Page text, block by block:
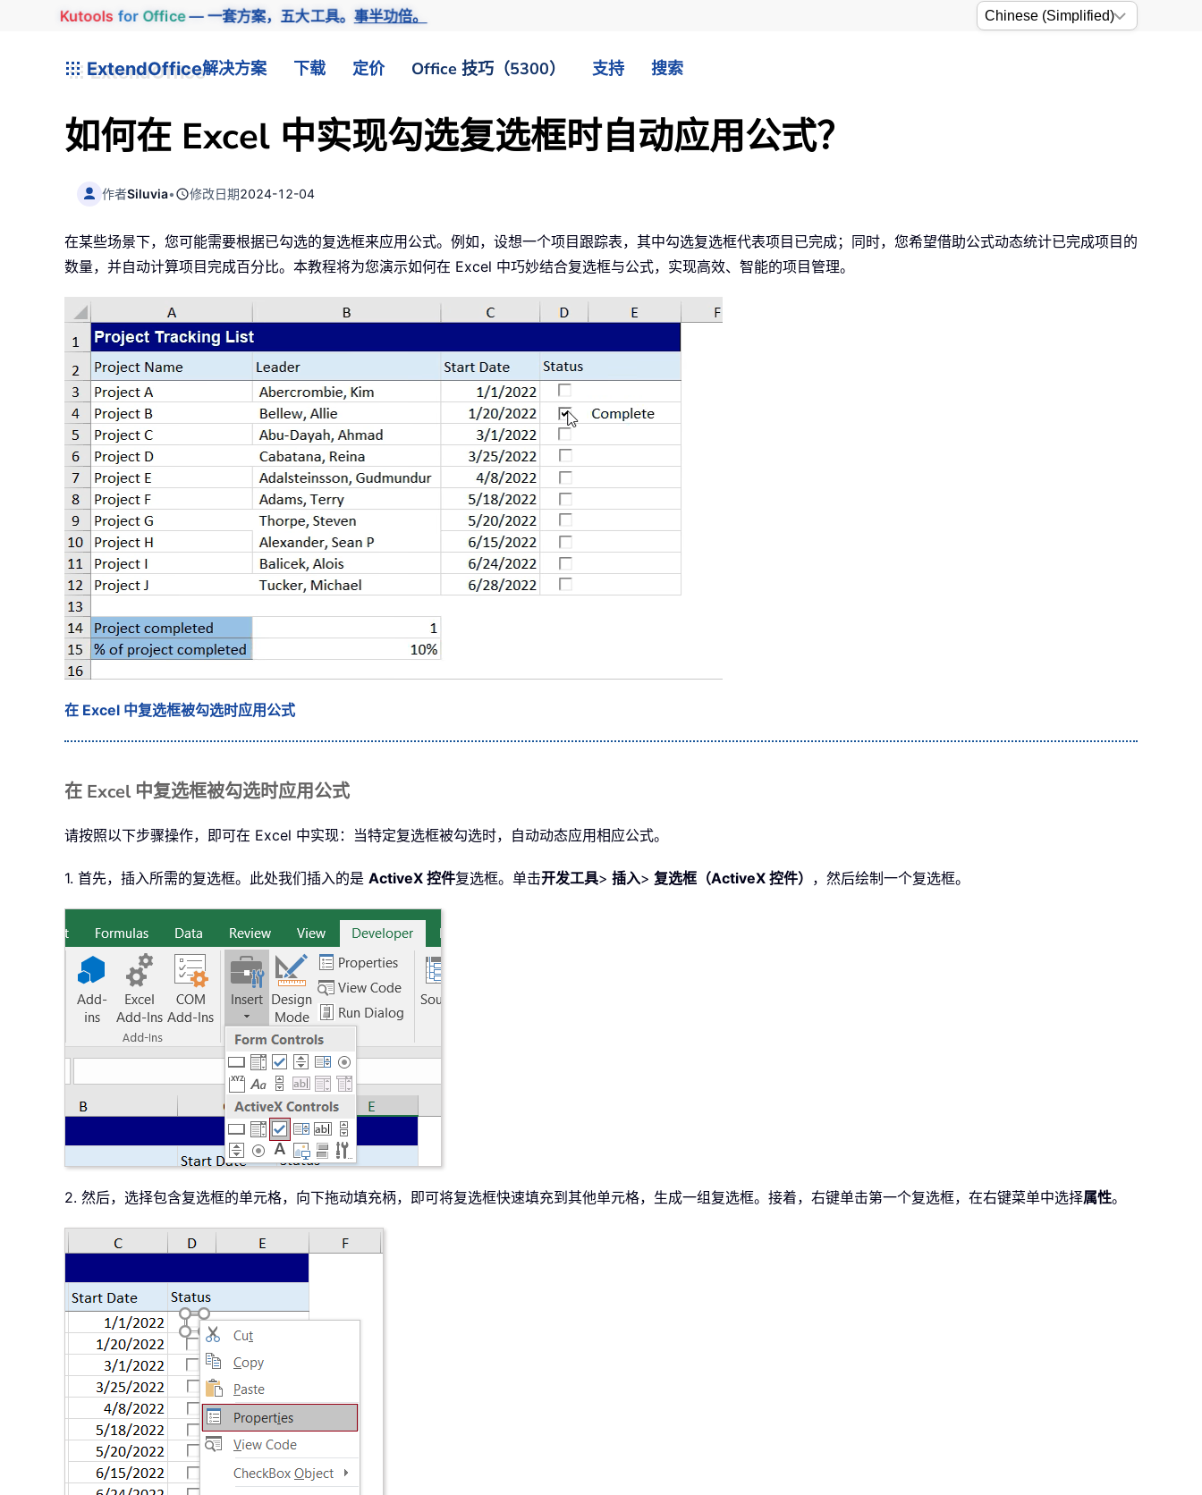
Kutools for Office— 一套方案，五大工具。 事半功倍。
ExtendOffice解决方案 下载 定价 Office 技巧（5300） 支持 搜索
如何在 Excel 中实现勾选复选框时自动应用公式？
作者Siluvia• 修改日期2024-12-04
在某些场景下，您可能需要根据已勾选的复选框来应用公式。例如，设想一个项目跟踪表，其中勾选复选框代表项目已完成；同时，您希望借助公式动态统计已完成项目的
数量，并自动计算项目完成百分比。本教程将为您演示如何在 Excel 中巧妙结合复选框与公式，实现高效、智能的项目管理。
在 Excel 中复选框被勾选时应用公式
在 Excel 中复选框被勾选时应用公式
请按照以下步骤操作，即可在 Excel 中实现：当特定复选框被勾选时，自动动态应用相应公式。
1. 首先，插入所需的复选框。此处我们插入的是 ActiveX 控件复选框。单击开发工具> 插入> 复选框（ActiveX 控件） ，然后绘制一个复选框。
2. 然后，选择包含复选框的单元格，向下拖动填充柄，即可将复选框快速填充到其他单元格，生成一组复选框。接着，右键单击第一个复选框，在右键菜单中选择属性。